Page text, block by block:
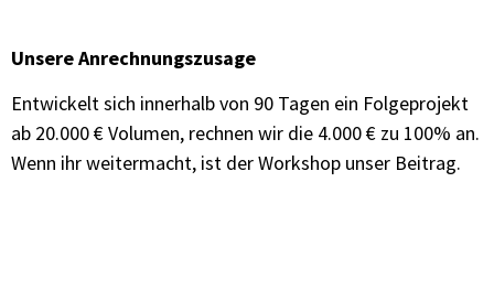
Unsere Anrechnungszusage
Entwickelt sich innerhalb von 90 Tagen ein Folgeprojekt
ab 20.000 € Volumen, rechnen wir die 4.000 € zu 100% an.
Wenn ihr weitermacht, ist der Workshop unser Beitrag.